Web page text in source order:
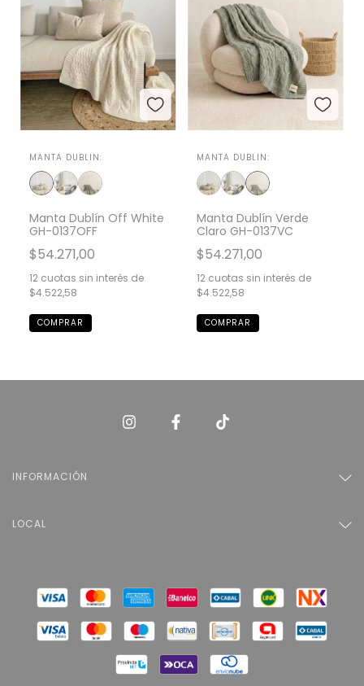
MANTA DUBLIN:
Manta Dublín Off White
GH-0137OFF
$54.271,00
12 cuotas sin interés de
$4.522,58
MANTA DUBLIN:
Manta Dublín Verde
Claro GH-0137VC
$54.271,00
12 cuotas sin interés de
$4.522,58
INFORMACIÓN
LOCAL